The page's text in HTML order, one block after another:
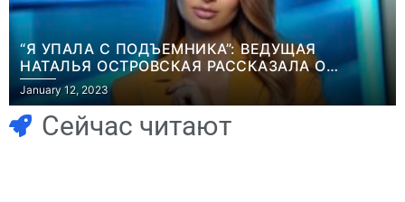
“Я УПАЛА С ПОДЪЕМНИКА”: ВЕДУЩАЯ
НАТАЛЬЯ ОСТРОВСКАЯ РАССКАЗАЛА О
НЕПРИЯТНОМ ИНЦИДЕНТЕ В ЗИМНИХ
КАРПАТАХ
January 12, 2023
Сейчас читают
Игры
Новичок-геймер
Голливуд
скупает